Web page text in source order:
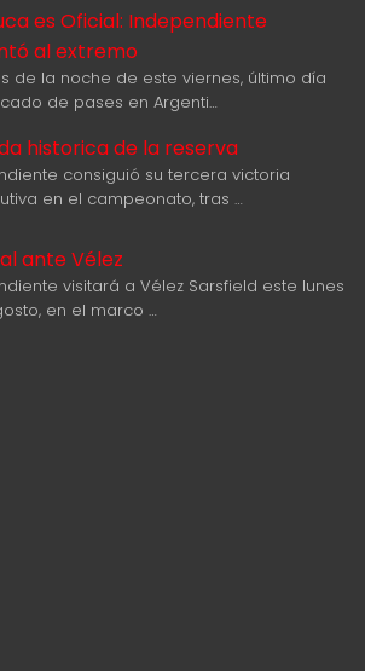
es Oficial: Independiente
al extremo
de la noche de este viernes, último día
de pases en Argenti…
historica de la reserva
consiguió su tercera victoria
en el campeonato, tras …
ante Vélez
visitará a Vélez Sarsfield este lunes
en el marco …